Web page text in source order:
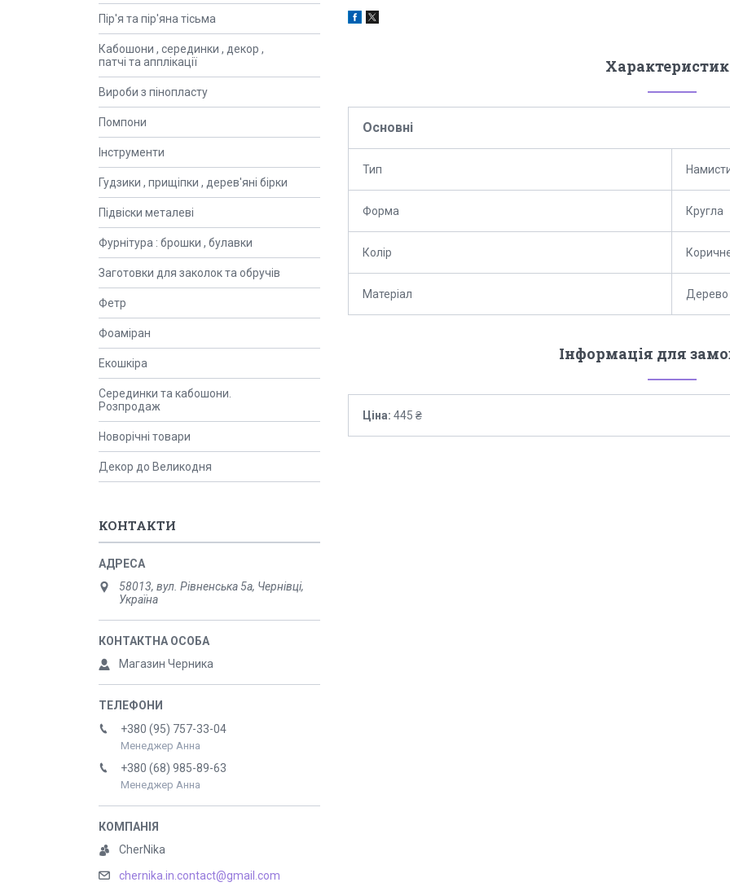
Основні
Тип
Форма Кругла
Колір
Матеріал Дерево
Інформація для
Ціна: 445 ₴
Пір'я та пір'яна тісьма
Кабошони , серединки , декор ,
патчі та апплікації
Вироби з пінопласту
Помпони
Інструменти
Гудзики , прищіпки , дерев'яні бірки
Підвіски металеві
Фурнітура : брошки , булавки
Заготовки для заколок та обручів
Фетр
Фоаміран
Екошкіра
Серединки та кабошони.
Розпродаж
Новорічні товари
Декор до Великодня
КОНТАКТИ
58013, вул. Рівненська 5а, Чернівці,
Україна
Магазин Черника
+380 (95) 757-33-04
Менеджер Анна
+380 (68) 985-89-63
Менеджер Анна
CherNika
chernika.in.contact@gmail.com